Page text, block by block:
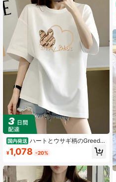
国内発送 ハートとウサギ柄のGreedy
Rabbit 100%コットン作るレディー
ス半袖Tシャツ、男女兼用。 黒、ホ
クグレーの5色展開。 カジュアルで
クラシックなファッション、ギフト
¥1,078 -20%